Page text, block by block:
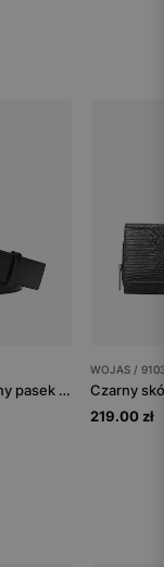
Czarny skórzany pasek damski ze złotą klamrą
WOJAS /
219.00 zł